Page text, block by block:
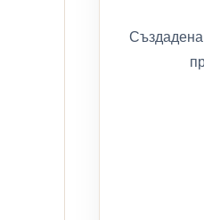
Създадена